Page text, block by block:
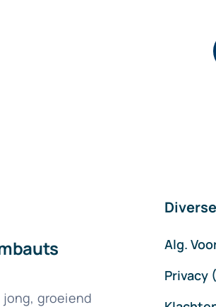
jong, groeiend
Alg.
Privacy